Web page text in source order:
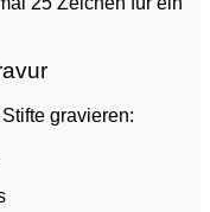
gravieren: